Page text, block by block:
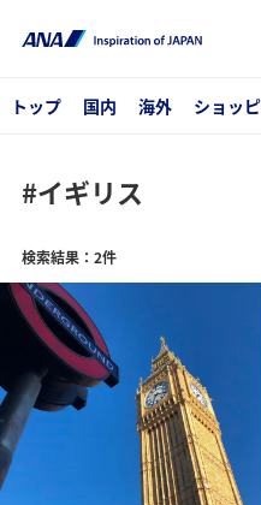
トップ 国内 海外 ショッ
#イギリス
検索結果：2件